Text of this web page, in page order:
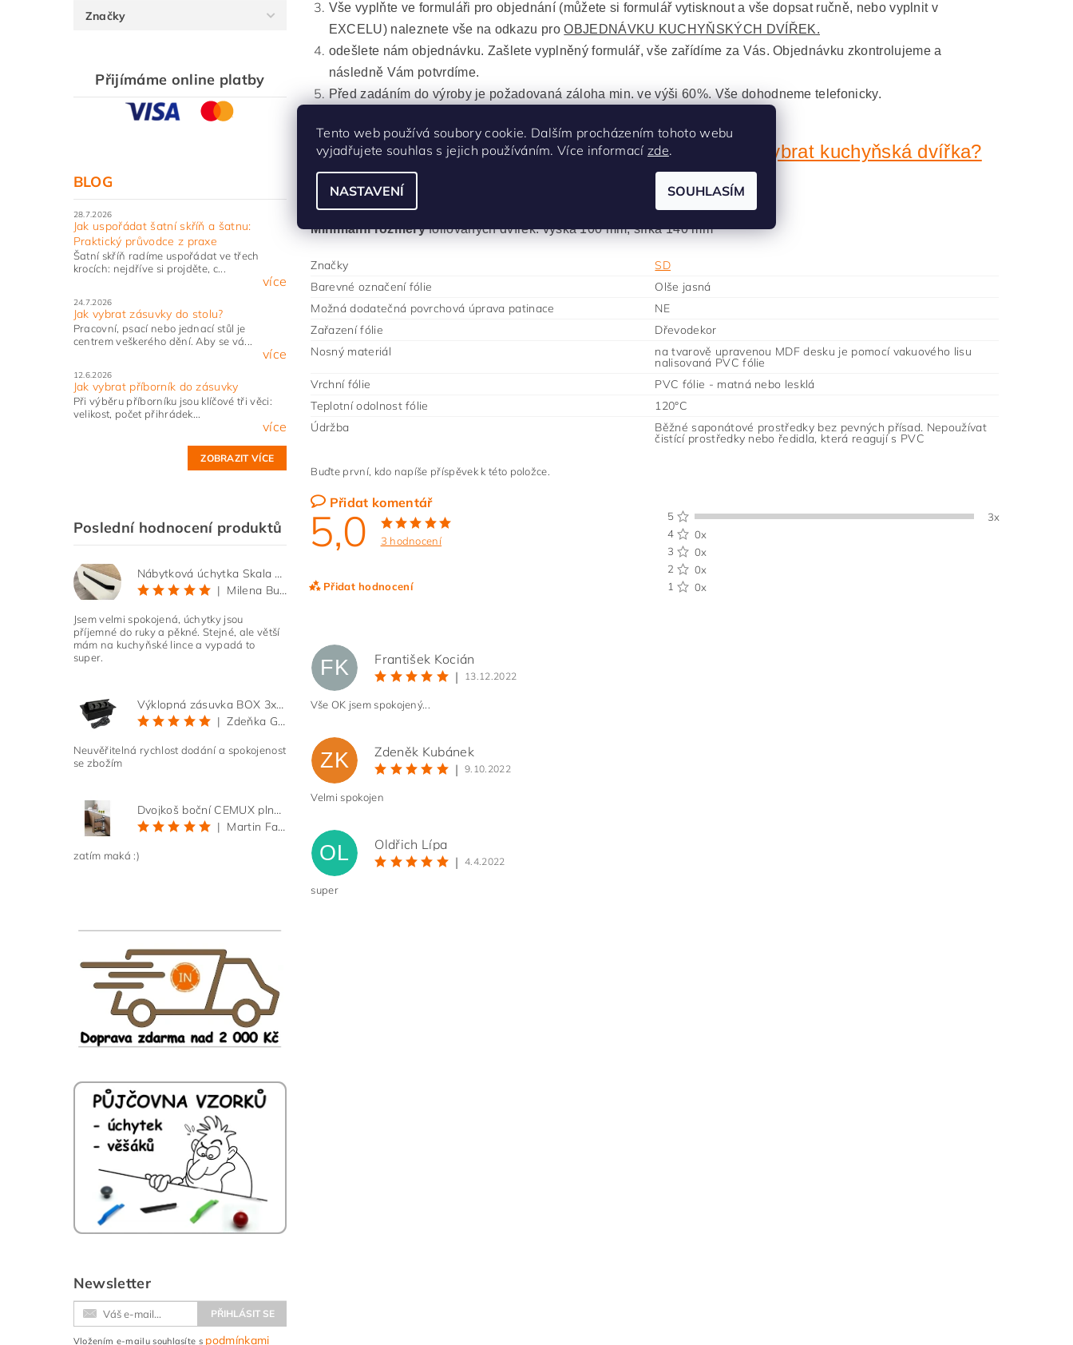
Značky
Přijímáme online platby
BLOG
28.7.2026
Jak uspořádat šatní skříň a šatnu:
Praktický průvodce z praxe
Šatní skříň radíme uspořádat ve třech
krocích: nejdříve si projděte, c...
více
24.7.2026
Jak vybrat zásuvky do stolu?
Pracovní, psací nebo jednací stůl je
centrem veškerého dění. Aby se vá...
více
12.6.2026
Jak vybrat příborník do zásuvky
Při výběru příborníku jsou klíčové tři věci:
velikost, počet přihrádek...
více
ZOBRAZIT VÍCE
Poslední hodnocení produktů
Nábytková úchytka Skala černá matná
|
Milena Bučková
Jsem velmi spokojená, úchytky jsou
příjemné do ruky a pěkné. Stejné, ale větší
mám na kuchyňské lince a vypadá to
super.
Výklopná zásuvka BOX 3x 230V s 3m kabelem - černá
|
Zdeňka Gold
Neuvěřitelná rychlost dodání a spokojenost
se zbožím
Dvojkoš boční CEMUX plné dno 3D, s tlumením antracit 200 mm
|
Martin Faltus
zatím maká :)
Newsletter
Vložením e-mailu souhlasíte s podmínkami
Vše vyplňte ve formuláři pro objednání (můžete si formulář vytisknout a vše dopsat ručně, nebo vyplnit v
EXCELU) naleznete vše na odkazu proOBJEDNÁVKU KUCHYŇSKÝCH DVÍŘEK.
odešlete nám objednávku. Zašlete vyplněný formulář, vše zařídíme za Vás. Objednávku zkontrolujeme a
následně Vám potvrdíme.
Před zadáním do výroby je požadovaná záloha min. ve výši 60%. Vše dohodneme telefonicky.
Proces jsme malinko přiblížily v článkuJak správně vybrat kuchyňská dvířka?
Maximální rozměry fóliovaných dvířek: výška 2400 mm, šířka 1200 mm
Minimální rozměryfóliovaných dvířek: výška 100 mm, šířka 140 mm
Značky
SD
Barevné označení fólie
Olše jasná
Možná dodatečná povrchová úprava patinace
NE
Zařazení fólie
Dřevodekor
Nosný materiál
na tvarově upravenou MDF desku je pomocí vakuového lisu
nalisovaná PVC fólie
Vrchní fólie
PVC fólie - matná nebo lesklá
Teplotní odolnost fólie
120°C
Údržba
Běžné saponátové prostředky bez pevných přísad. Nepoužívat
čistící prostředky nebo ředidla, která reagují s PVC
Buďte první, kdo napíše příspěvek k této položce.
Přidat komentář
5,0 3 hodnocení
Přidat hodnocení
5
3x
4
0x
3
0x
2
0x
1
0x
Vložením hodnocení souhlasíte s
FK
František Kocián
|
13.12.2022
Vše OK jsem spokojený...
ZK
Zdeněk Kubánek
|
9.10.2022
Velmi spokojen
OL
Oldřich Lípa
|
4.4.2022
super
Tento web používá soubory cookie. Dalším procházením tohoto webu
vyjadřujete souhlas s jejich používáním. Více informací zde.
NASTAVENÍ SOUHLASÍM